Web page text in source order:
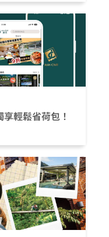
輕鬆省荷包！